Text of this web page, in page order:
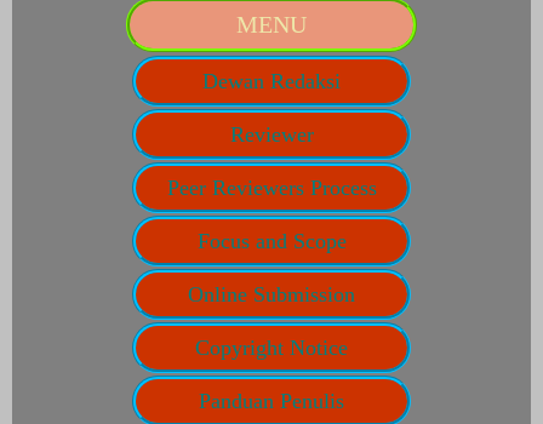
MENU
Dewan Redaksi
Reviewer
Peer Reviewers Process
Focus and Scope
Online Submission
Copyright Notice
Panduan Penulis